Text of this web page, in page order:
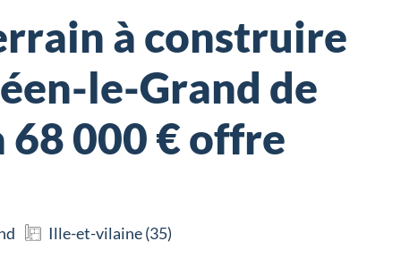
à construire
le-Grand de
68 000 € offre
Ille-et-vilaine (35)